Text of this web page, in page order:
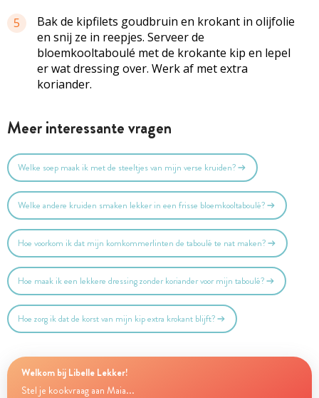
5
Bak de kipfilets goudbruin en krokant in olijfolie
en snij ze in reepjes. Serveer de
bloemkooltaboulé met de krokante kip en lepel
er wat dressing over. Werk af met extra
koriander.
Meer interessante vragen
Welke soep maak ik met de steeltjes van mijn verse kruiden?
Welke andere kruiden smaken lekker in een frisse bloemkooltaboulé?
Hoe voorkom ik dat mijn komkommerlinten de taboulé te nat maken?
Hoe maak ik een lekkere dressing zonder koriander voor mijn taboulé?
Hoe zorg ik dat de korst van mijn kip extra krokant blijft?
Welkom bij Libelle Lekker!
Stel je kookvraag aan Maia...